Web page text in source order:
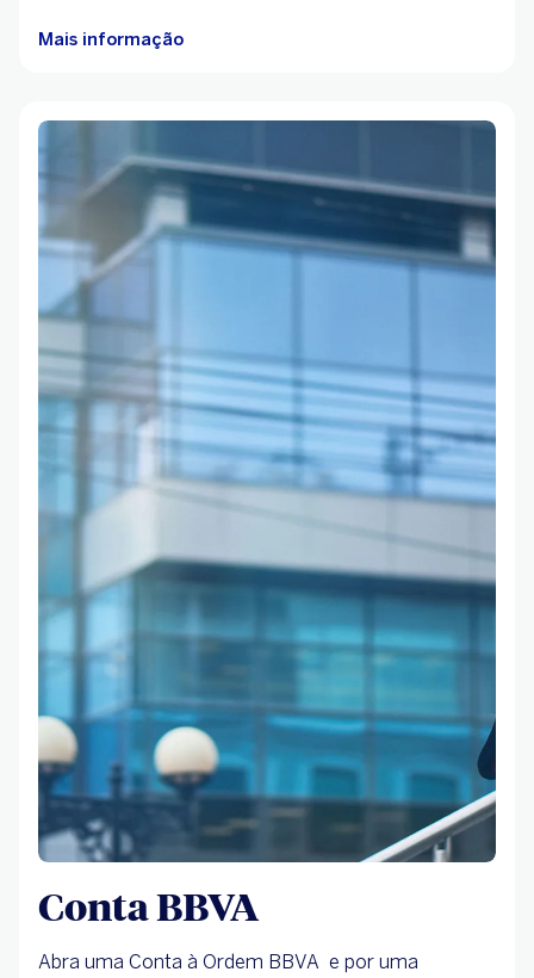
Mais informação
Conta BBVA
Abra uma Conta à Ordem BBVA e por uma